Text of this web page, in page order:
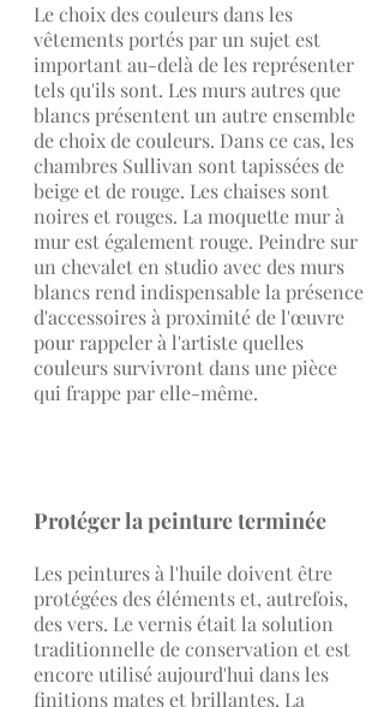
Le choix des couleurs dans les
vêtements portés par un sujet est
important au-delà de les représenter
tels qu'ils sont. Les murs autres que
blancs présentent un autre ensemble
de choix de couleurs. Dans ce cas, les
chambres Sullivan sont tapissées de
beige et de rouge. Les chaises sont
noires et rouges. La moquette mur à
mur est également rouge. Peindre sur
un chevalet en studio avec des murs
blancs rend indispensable la présence
d'accessoires à proximité de l'œuvre
pour rappeler à l'artiste quelles
couleurs survivront dans une pièce
qui frappe par elle-même.
Protéger la peinture terminée
Les peintures à l'huile doivent être
protégées des éléments et, autrefois,
des vers. Le vernis était la solution
traditionnelle de conservation et est
encore utilisé aujourd'hui dans les
finitions mates et brillantes. La